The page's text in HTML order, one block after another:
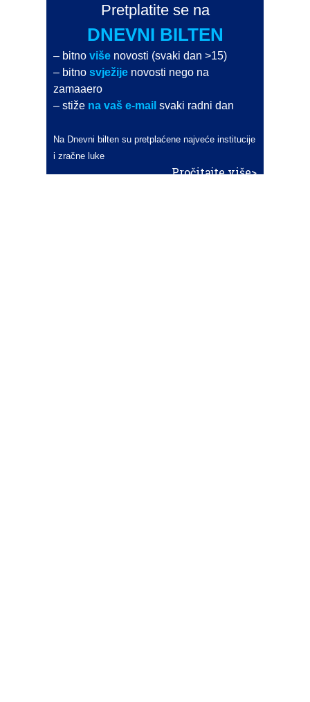
Pretplatite se na
DNEVNI BILTEN
– bitnoviše novosti (svaki dan >15)
– bitnosvježije novosti nego na
zamaaero
– stiže na vaš e-mail svaki radni dan
Na Dnevni bilten su pretplaćene najveće institucije
i zračne luke
Pročitajte više>